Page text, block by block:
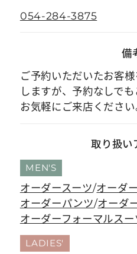
054-284-3875
備
ご予約いただいたお客
しますが、予約なしで
お気軽にご来店ください
取り扱い
MEN'S
オーダースーツ オーダ
オーダーパンツ オーダ
オーダーフォーマルスー
LADIES'